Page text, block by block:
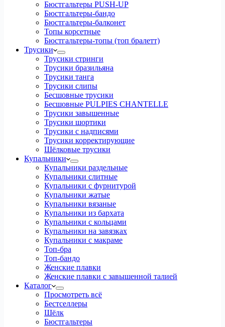
Бюстгальтеры PUSH-UP
Бюстгальтеры-бандо
Бюстгальтеры-балконет
Топы корсетные
Бюстгальтеры-топы (топ бралетт)
Трусики
Трусики стринги
Трусики бразильяна
Трусики танга
Трусики слипы
Бесшовные трусики
Бесшовные PULPIES CHANTELLE
Трусики завышенные
Трусики шортики
Трусики с надписями
Трусики корректирующие
Шёлковые трусики
Купальники
Купальники раздельные
Купальники слитные
Купальники с фурнитурой
Купальники жатые
Купальники вязаные
Купальники из бархата
Купальники с кольцами
Купальники на завязках
Купальники с макраме
Топ-бра
Топ-бандо
Женские плавки
Женские плавки с завышенной талией
Каталог
Просмотреть всё
Бестселлеры
Шёлк
Бюстгальтеры